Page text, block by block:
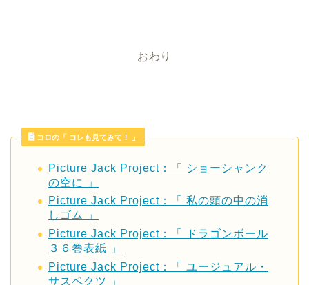
おわり
コロの「 コレも見てみて！ 」
Picture Jack Project：「 ショーシャンク
の空に 」
Picture Jack Project：「 私の頭の中の消
しゴム 」
Picture Jack Project：「 ドラゴンボール
３６巻表紙 」
Picture Jack Project：「 ユージュアル・
サスペクツ 」